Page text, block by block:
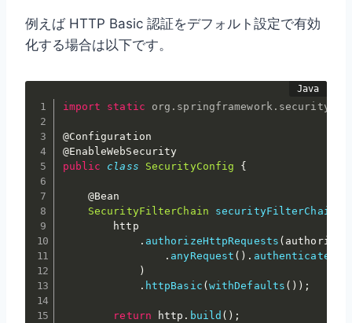
例えば HTTP Basic 認証をデフォルト設定で有効
化する場合は以下です。
import static org . springframework . security
@Configuration
@EnableWebSecurity
public
class SecurityConfig {
@Bean
SecurityFilterChain
securityFilterChain
        http
. authorizeHttpRequests ( authorize
. anyRequest ( ) . authenticated
)
. httpBasic ( withDefaults ( ) ) ;
return http . build ( ) ;